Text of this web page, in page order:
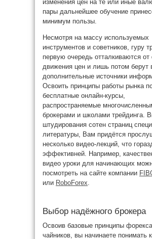
изменения цен на те или иные
пары дальнейшее обучение
минимум пользы.
Несмотря на массу используемых
инструментов и советников, гуру
первую очередь отталкиваются от
движения цен и лишь потом берут
дополнительные источники
Освоить принципы работы рынка
бесплатные онлайн-курсы,
распространяемые
брокерами и школами трейдинга.
штудирования сотен страниц
литературы, Вам придётся
несколько видео-лекций, что
эффективней. Например,
видео уроки для начинающих
посмотреть на сайте компании
или RoboForex.
Выбор надёжного брокера
Освоив базовые принципы
чайников, вы начинаете понимать